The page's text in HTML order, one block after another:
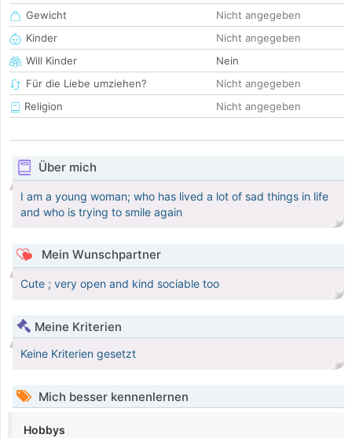
Gewicht
Nicht angegeben
Kinder
Nicht angegeben
Will Kinder
Nein
Für die Liebe umziehen?
Nicht angegeben
Religion
Nicht angegeben
Über mich
I am a young woman; who has lived a lot of sad things in life
and who is trying to smile again
Mein Wunschpartner
Cute ; very open and kind sociable too
Meine Kriterien
Keine Kriterien gesetzt
Mich besser kennenlernen
Hobbys